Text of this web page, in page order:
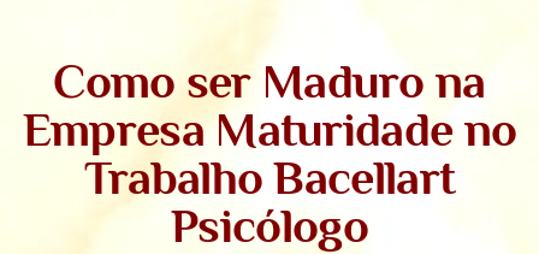
Como ser Maduro na
Empresa Maturidade no
Trabalho Bacellart
Psicólogo